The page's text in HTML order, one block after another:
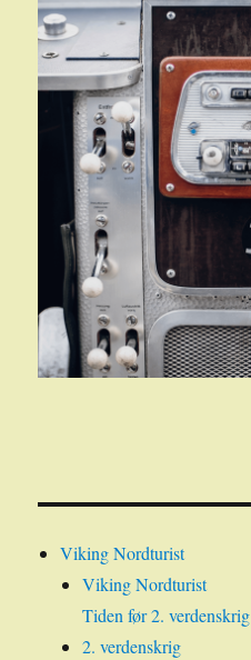
Viking Nordturist
Viking Nordturist
Tiden før 2. verdenskrig
2. verdenskrig